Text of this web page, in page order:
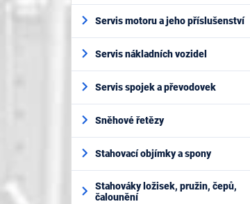
Servis motoru a jeho příslušenství
Servis nákladních vozidel
Servis spojek a převodovek
Sněhové řetězy
Stahovací objímky a spony
Stahováky ložisek, pružin, čepů,
čalounění